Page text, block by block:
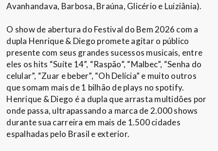
Avanhandava, Barbosa, Braúna, Glicério e Luiziânia).
O show de abertura do Festival do Bem 2026 com a
dupla Henrique & Diego promete agitar o público
presente com seus grandes sucessos musicais, entre
eles os hits “Suíte 14”, “Raspão”, “Malbec”, “Senha do
celular”, “Zuar e beber”, “Oh Delícia” e muito outros
que somam mais de 1 bilhão de plays no spotify.
Henrique & Diego é a dupla que arrasta multidões por
onde passa, ultrapassando a marca de 2.000 shows
durante sua carreira em mais de 1.500 cidades
espalhadas pelo Brasil e exterior.